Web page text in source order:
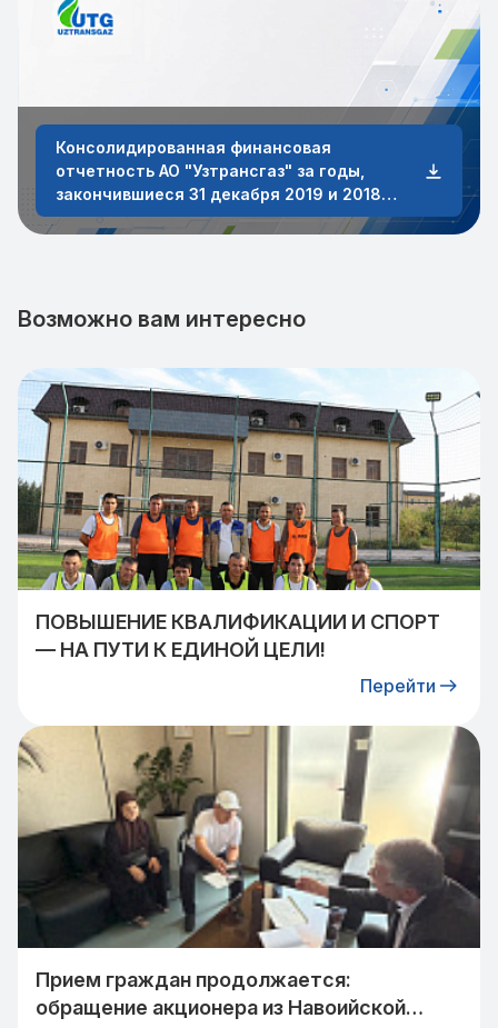
Консолидированная финансовая
отчетность АО "Узтрансгаз" за годы,
закончившиеся 31 декабря 2019 и 2018
годов
Возможно вам интересно
ПОВЫШЕНИЕ КВАЛИФИКАЦИИ И СПОРТ
— НА ПУТИ К ЕДИНОЙ ЦЕЛИ!
Перейти
Прием граждан продолжается:
обращение акционера из Навоийской